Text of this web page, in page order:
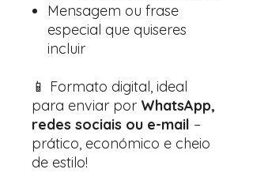
Mensagem ou frase
especial que quiseres
incluir
📱 Formato digital, ideal
para enviar por WhatsApp,
redes sociais ou e-mail –
prático, económico e cheio
de estilo!